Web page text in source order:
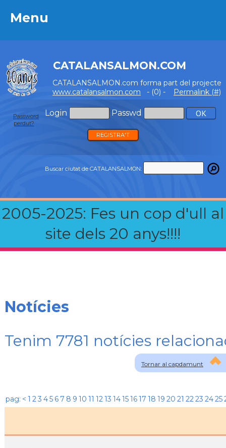
Menu
CATALANSALMON.COM
CATALANSALMON.com forma part del projecte
www.catalansalmon.com - (0) - Permalink (#)
Login Passwd
Password
perdut?
REGISTRA'T
Buscar ciutat de CATALANSALMON:
2005-2025: Fes un cop d'ull al
site dels 20 anys!!!!
Menu
Tornar al capdamunt
Notícies
Tenim 7781 notícies
pag: < 1 23 45 6 7 8 9 10 11 1213 14151617 18 19 20 21 2223 2425